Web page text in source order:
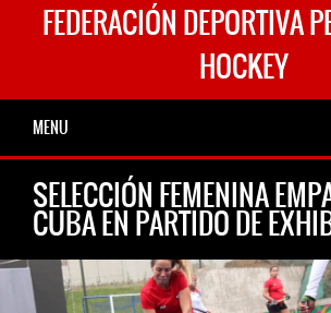
FEDERACIÓN DEPORTIVA
HOCKEY
MENU
SELECCIÓN FEMENINA
CUBA EN PARTIDO DE